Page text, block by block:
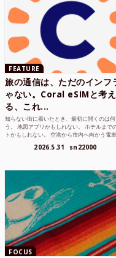
FEATURE
旅の通信は、ただのインフ
ゃない。Coral eSIMと考え
る、これ...
知らない街に着いたとき、最初に開くのは
う。 地図アプリかもしれない。 ホテルまで
トかもしれない。 空港から市内へ向かう電
2026.5.31 sn22000
FOCUS